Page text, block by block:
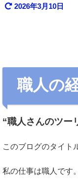
2026年3月10日
職人の
“職人さんのツー
このブログのタイト
私の仕事は職人です。